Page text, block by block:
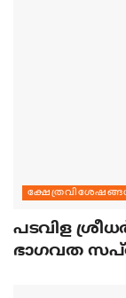
പടവിള
ഭാഗവത